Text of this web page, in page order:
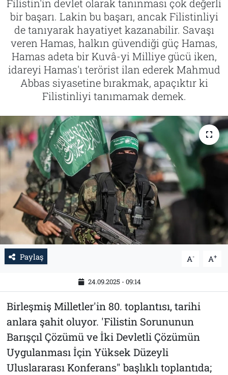
Filistin'in devlet olarak tanınması çok değerli
bir başarı. Lakin bu başarı, ancak Filistinliyi
de tanıyarak hayatiyet kazanabilir. Savaşı
veren Hamas, halkın güvendiği güç Hamas,
Hamas adeta bir Kuvâ-yi Milliye gücü iken,
idareyi Hamas'ı terörist ilan ederek Mahmud
Abbas siyasetine bırakmak, apaçıktır ki
Filistinliyi tanımamak demek.
Paylaş A- A+
24.09.2025 - 09:14
Birleşmiş Milletler'in 80. toplantısı, tarihi
anlara şahit oluyor. 'Filistin Sorununun
Barışçıl Çözümü ve İki Devletli Çözümün
Uygulanması İçin Yüksek Düzeyli
Uluslararası Konferans" başlıklı toplantıda;
Tarih
İletişim
Künye